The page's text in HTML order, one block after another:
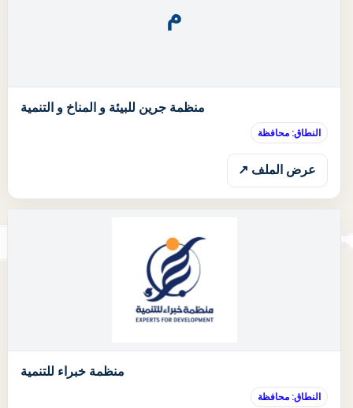
م
منظمة جرين للبيئة و المناخ و التنمية
النطاق: محافظة
عرض الملف ↗
منظمة خبراء للتنمية
النطاق: محافظة